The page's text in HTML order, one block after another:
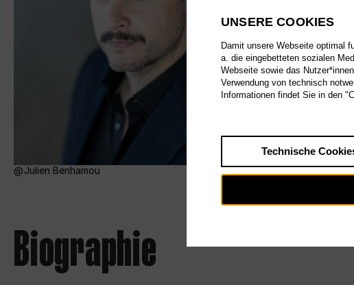
Julien Benhamou
Biographie
UNSERE COOKIES
Damit unsere Webseite optimal
a. die eingebetteten sozialen
Webseite sowie das
Verwendung von technisch
Informationen findet Sie in den
Technische